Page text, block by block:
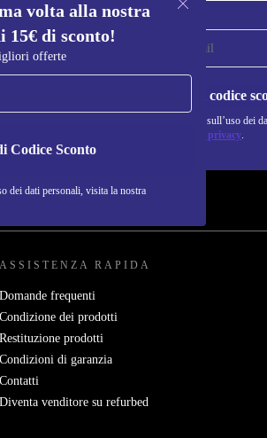
volta alla nostra
15€ di sconto!
offerte
Codice Sconto
dei dati personali, visita la nostra
nostra
Richiedi codice
Per maggiori informazioni sull’uso dei
Normativa sulla privacy.
ASSISTENZA RAPIDA
Domande frequenti
Condizione dei prodotti
Restituzione prodotti
Condizioni di garanzia
Contatti
Diventa venditore su refurbed